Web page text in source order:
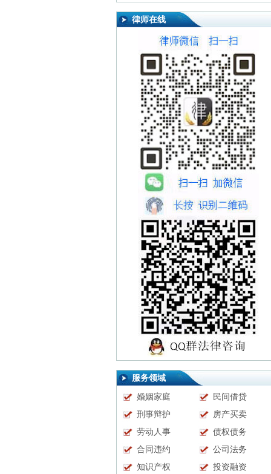
律师在线
服务领域
婚姻家庭
民间借贷
刑事辩护
房产买卖
劳动人事
债权债务
合同违约
公司法务
知识产权
投资融资